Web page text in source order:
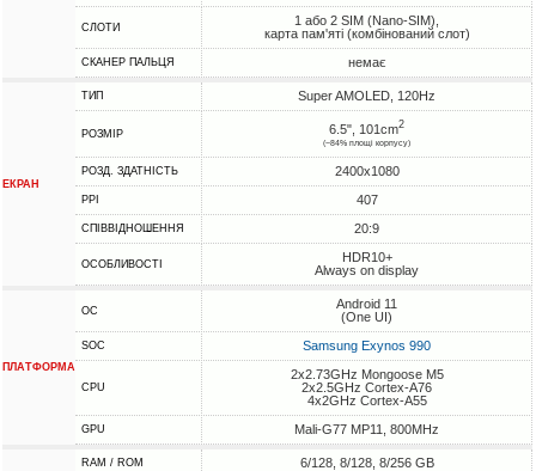
СЛОТИ
1 або 2 SIM (Nano-SIM),
карта пам'яті (комбінований слот)
СКАНЕР ПАЛЬЦЯ немає
ЕКРАН
ТИП Super AMOLED, 120Hz
РОЗМІР 6.5", 101cm2
(~84% площі корпусу)
РОЗД. ЗДАТНІСТЬ 2400x1080
PPI 407
СПІВВІДНОШЕННЯ 20:9
ОСОБЛИВОСТІ
HDR10+
Always on display
ПЛАТФОРМА
ОС
Android 11
(One UI)
SOC Samsung Exynos 990
CPU
2x2.73GHz Mongoose M5
2x2.5GHz Cortex-A76
4x2GHz Cortex-A55
GPU Mali-G77 MP11, 800MHz
RAM / ROM 6/128, 8/128, 8/256 GB